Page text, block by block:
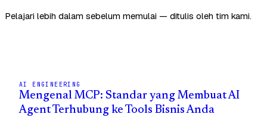
Pelajari lebih dalam sebelum memulai — ditulis oleh tim kami.
AI ENGINEERING
Mengenal MCP: Standar yang Membuat AI
Agent Terhubung ke Tools Bisnis Anda